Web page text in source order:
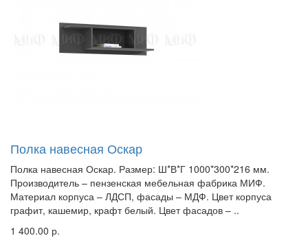
Полка навесная Оскар
Полка навесная Оскар. Размер: Ш*В*Г 1000*300*216 мм.
Производитель – пензенская мебельная фабрика МИФ.
Материал корпуса – ЛДСП, фасады – МДФ. Цвет корпуса
графит, кашемир, крафт белый. Цвет фасадов – ..
1 400.00 р.